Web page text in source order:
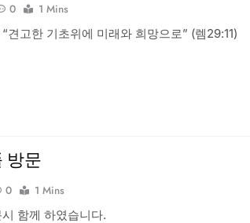
0
1 Mins
견고한 기초위에 미래와 희망으로” (렘29:11)
방문
0
1 Mins
함께 하였습니다.